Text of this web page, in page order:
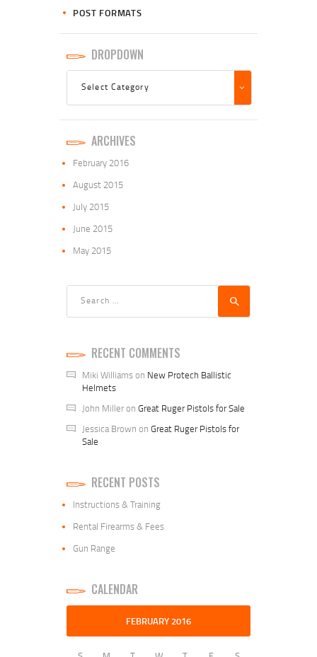
POST FORMATS
DROPDOWN
ARCHIVES
February 2016
August 2015
July 2015
June 2015
May 2015
RECENT COMMENTS
Miki Williamson New Protech Ballistic
Helmets
John MilleronGreat Ruger Pistols for Sale
Jessica Brown onGreat Ruger Pistols for
Sale
RECENT POSTS
Instructions & Training
Rental Firearms & Fees
Gun Range
CALENDAR
FEBRUARY 2016